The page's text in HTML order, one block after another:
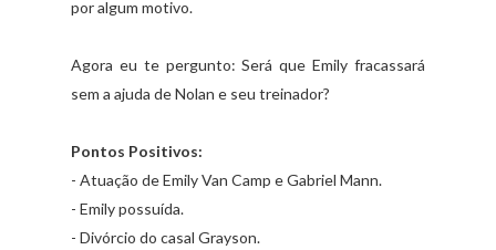
por algum motivo.
Agora eu te pergunto: Será que Emily fracassará
sem a ajuda de Nolan e seu treinador?
Pontos Positivos:
- Atuação de Emily Van Camp e Gabriel Mann.
- Emily possuída.
- Divórcio do casal Grayson.